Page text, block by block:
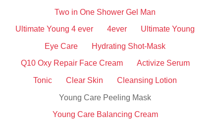
Two in One Shower Gel Man
Ultimate Young 4 ever 4ever Ultimate Young
Eye Care Hydrating Shot-Mask
Q10 Oxy Repair Face Cream Activize Serum
Tonic Clear Skin Cleansing Lotion
Young Care Peeling Mask
Young Care Balancing Cream